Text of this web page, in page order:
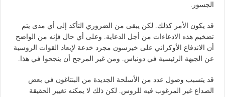
الجسور.
قد يكون الأمر كذلك. لكن يبقى من الضروري التأكد إلى أي مدى يتم
تضخيم هذه الادعاءات من أجل الدعاية. وعلى أي حال فإنه من الواضح
أن الاندفاع الأوكراني على خيرسون مجرد خدعة لإبعاد القوات الروسية
عن الجبهة الرئيسية في دونباس. ومن غير المرجح أن ينجحوا في هذا.
قد يتسبب وصول عدد من الأسلحة الجديدة من البنتاغون في بعض
الصداع غير المرغوب فيه للروس. لكن ذلك لا يمكنه تغيير الحقيقة